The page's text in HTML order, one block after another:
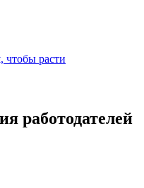
чтобы расти
работодателей